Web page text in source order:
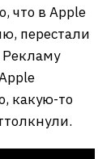
что в Apple
перестали
Рекламу
какую-то